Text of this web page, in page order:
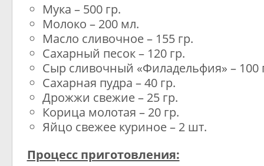
Мука – 500 гр.
Молоко – 200 мл.
Масло сливочное – 155 гр.
Сахарный песок – 120 гр.
Сыр сливочный «Филадельфия» – 100
Сахарная пудра – 40 гр.
Дрожжи свежие – 25 гр.
Корица молотая – 20 гр.
Яйцо свежее куриное – 2 шт.
Процесс приготовления: